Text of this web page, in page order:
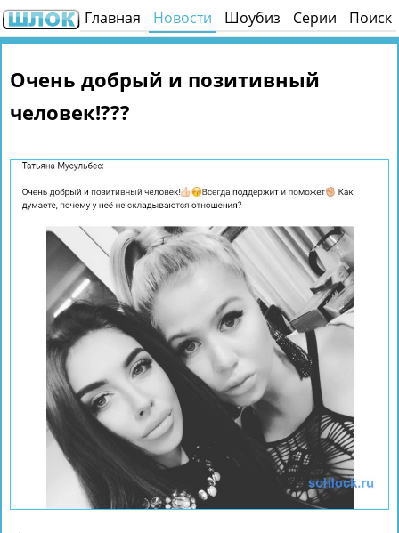
Главная Новости Шоубиз Серии Поиск
Очень добрый и позитивный
человек!???